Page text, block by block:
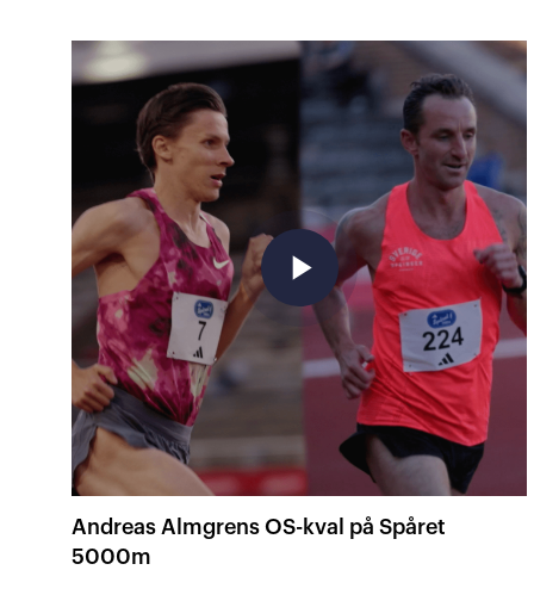
play_arrow
Andreas Almgrens OS-kval på Spåret
5000m